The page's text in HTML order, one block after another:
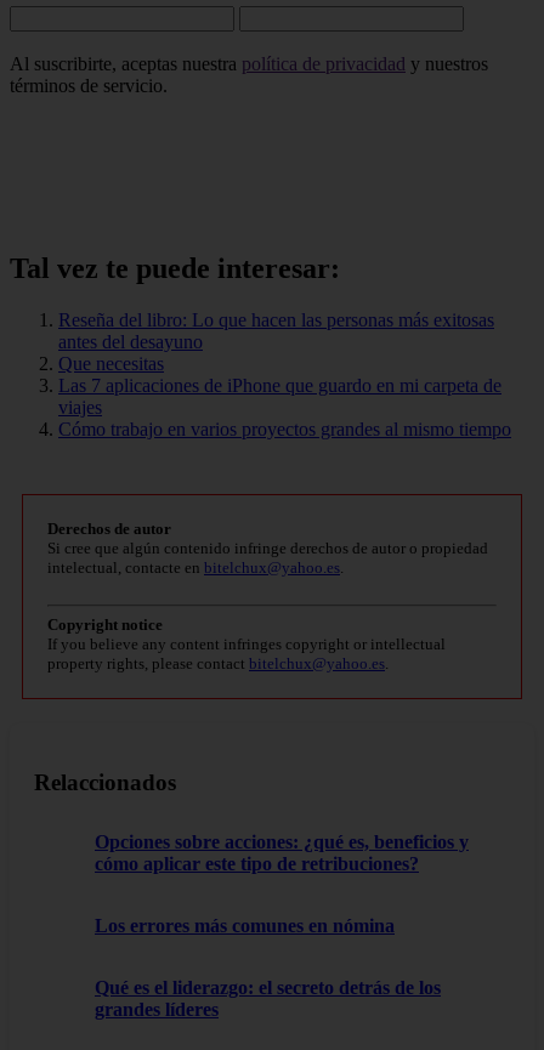
Al suscribirte, aceptas nuestra política de privacidad y nuestros
términos de servicio.
Tal vez te puede interesar:
Reseña del libro: Lo que hacen las personas más exitosas
antes del desayuno
Que necesitas
Las 7 aplicaciones de iPhone que guardo en mi carpeta de
viajes
Cómo trabajo en varios proyectos grandes al mismo tiempo
Derechos de autor
Si cree que algún contenido infringe derechos de autor o propiedad
intelectual, contacte en bitelchux@yahoo.es
Copyright notice
If you believe any content infringes copyright or intellectual
property rights, please contact bitelchux@yahoo.es
Relaccionados
Opciones sobre acciones: ¿qué es, beneficios y
cómo aplicar este tipo de retribuciones?
Los errores más comunes en nómina
Qué es el liderazgo: el secreto detrás de los
grandes líderes